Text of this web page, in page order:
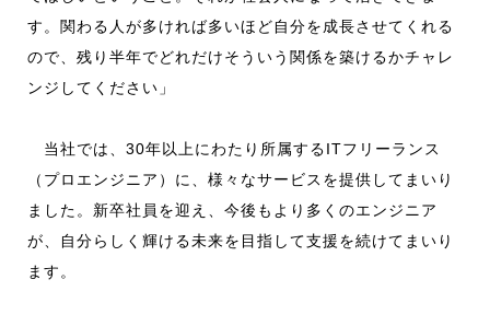
す。関わる人が多ければ多いほど自分を成長させてくれる
ので、残り半年でどれだけそういう関係を築けるかチャレ
ンジしてください」
当社では、30年以上にわたり所属するITフリーランス
（プロエンジニア）に、様々なサービスを提供してまいり
ました。新卒社員を迎え、今後もより多くのエンジニア
が、自分らしく輝ける未来を目指して支援を続けてまいり
ます。